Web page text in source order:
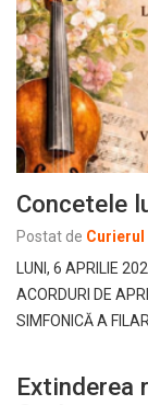
Concetele
Postat de Curierul
LUNI, 6 APRILIE
ACORDURI DE
SIMFONICĂ A
Extinderea